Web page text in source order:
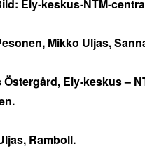
Ely-keskus-NTM-
Mikko Uljas,
Ely-keskus –
Ramboll.